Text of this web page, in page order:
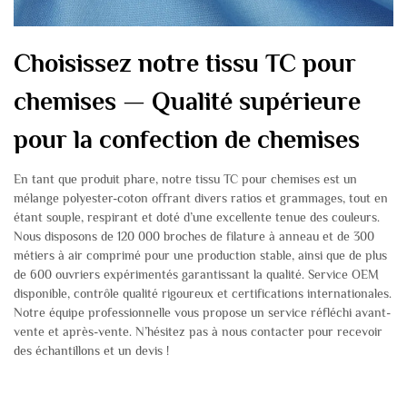
Choisissez notre tissu TC pour
chemises — Qualité supérieure
pour la confection de chemises
En tant que produit phare, notre tissu TC pour chemises est un
mélange polyester-coton offrant divers ratios et grammages, tout en
étant souple, respirant et doté d’une excellente tenue des couleurs.
Nous disposons de 120 000 broches de filature à anneau et de 300
métiers à air comprimé pour une production stable, ainsi que de plus
de 600 ouvriers expérimentés garantissant la qualité. Service OEM
disponible, contrôle qualité rigoureux et certifications internationales.
Notre équipe professionnelle vous propose un service réfléchi avant-
vente et après-vente. N’hésitez pas à nous contacter pour recevoir
des échantillons et un devis !